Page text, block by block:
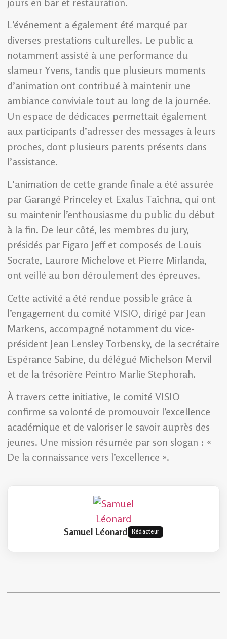
L’événement a également été marqué par
diverses prestations culturelles. Le public a
notamment assisté à une performance du
slameur Yvens, tandis que plusieurs moments
d’animation ont contribué à maintenir une
ambiance conviviale tout au long de la journée.
Un espace de dédicaces permettait également
aux participants d’adresser des messages à leurs
proches, dont plusieurs parents présents dans
l’assistance.
L’animation de cette grande finale a été assurée
par Garangé Princeley et Exalus Taïchna, qui ont
su maintenir l’enthousiasme du public du début
à la fin. De leur côté, les membres du jury,
présidés par Figaro Jeff et composés de Louis
Socrate, Laurore Michelove et Pierre Mirlanda,
ont veillé au bon déroulement des épreuves.
Cette activité a été rendue possible grâce à
l’engagement du comité VISIO, dirigé par Jean
Markens, accompagné notamment du vice-
président Jean Lensley Torbensky, de la secrétaire
Espérance Sabine, du délégué Michelson Mervil
et de la trésorière Peintro Marlie Stephorah.
À travers cette initiative, le comité VISIO
confirme sa volonté de promouvoir l’excellence
académique et de valoriser le savoir auprès des
jeunes. Une mission résumée par son slogan : «
De la connaissance vers l’excellence ».
Samuel Léonard Rédacteur